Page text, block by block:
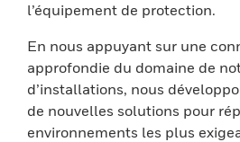
l’équipement de protection.
En nous appuyant sur une
approfondie du domaine de
d’installations, nous
de nouvelles solutions pour
environnements les plus